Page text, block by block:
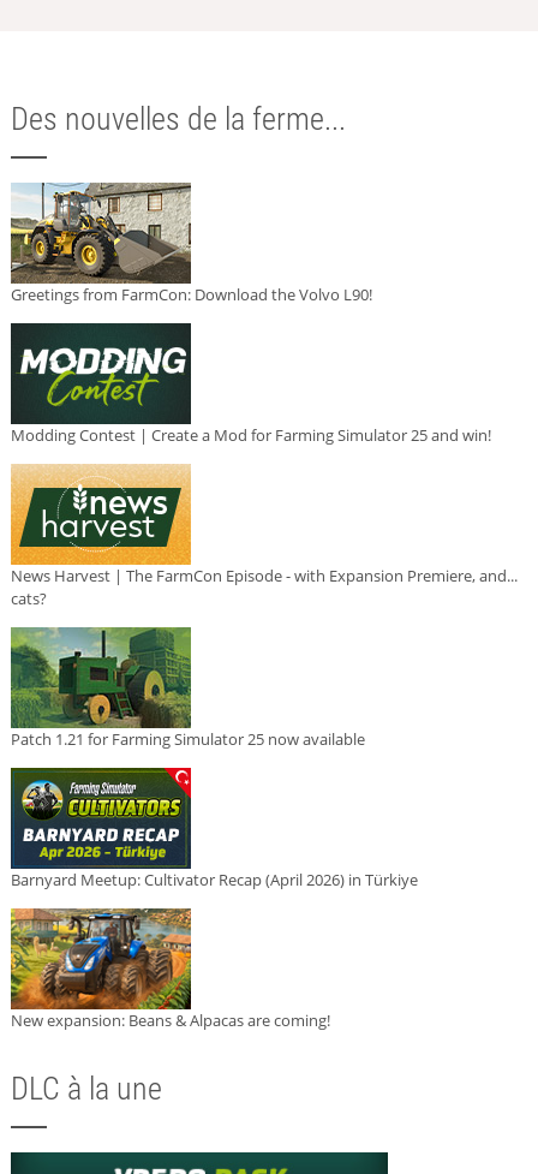
Des nouvelles de la ferme...
Greetings from FarmCon: Download the Volvo L90!
Modding Contest | Create a Mod for Farming Simulator 25 and win!
News Harvest | The FarmCon Episode - with Expansion Premiere, and...
cats?
Patch 1.21 for Farming Simulator 25 now available
Barnyard Meetup: Cultivator Recap (April 2026) in Türkiye
New expansion: Beans & Alpacas are coming!
DLC à la une